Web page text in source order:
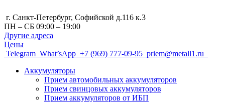
г. Санкт-Петербург, Cофийской д.116 к.3
ПН – СБ 09:00 – 19:00
Другие адреса
Цены
Telegram What’sApp +7 (969) 777-09-95 priem@metall1.ru
Аккумуляторы
Прием автомобильных аккумуляторов
Прием свинцовых аккумуляторов
Прием аккумуляторов от ИБП